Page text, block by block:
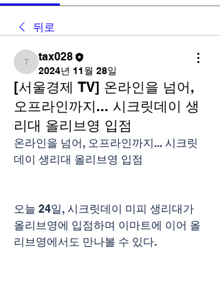
뒤로
tax028
tax028
2024년 11월 28일
[서울경제 TV] 온라인을 넘어,
오프라인까지... 시크릿데이 생
리대 올리브영 입점
온라인을 넘어, 오프라인까지... 시크릿
데이 생리대 올리브영 입점
오늘 24일, 시크릿데이 미피 생리대가
올리브영에 입점하며 이마트에 이어 올
리브영에서도 만나볼 수 있다.